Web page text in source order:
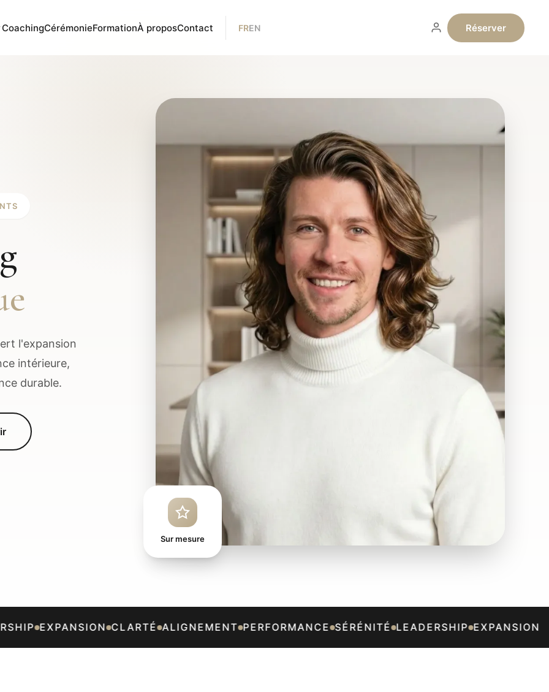
CoachingCérémonieFormationÀ proposContact FREN Réserver
l'expansion
intérieure,
durable.
Sur mesure
EXPANSION CLARTÉ ALIGNEMENT PERFORMANCE SÉRÉNITÉ LEADERSHIP EXPANSION